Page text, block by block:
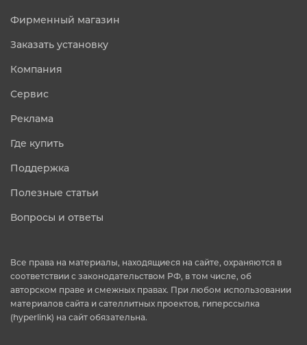
Фирменный магазин
Заказать установку
Компания
Сервис
Реклама
Где купить
Поддержка
Полезные статьи
Вопросы и ответы
Все права на материалы, находящиеся на сайте, охраняются в
соответствии с законодательством РФ, в том числе, об
авторском праве и смежных правах. При любом использовании
материалов сайта и сателлитных проектов, гиперссылка
(hyperlink) на сайт обязательна.